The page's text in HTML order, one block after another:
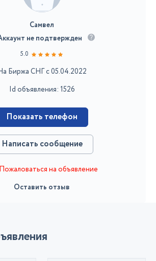
Самвел
не подтвержден
5.0
Биржа СНГ с 05.04.2022
Id объявления: 1526
Показать телефон
Написать сообщение
Пожаловаться на объявление
Оставить отзыв